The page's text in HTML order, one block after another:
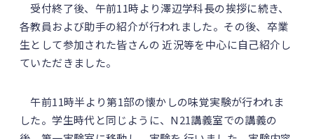
受付終了後、午前11時より澤辺学科長の挨拶に続き、
各教員および助手の紹介が行われました。その後、卒業
生として参加された皆さんの 近況等を中心に自己紹介し
ていただきました。
午前11時半より第1部の懐かしの味覚実験が行われま
した。学生時代と同じように、N21講義室での講義の